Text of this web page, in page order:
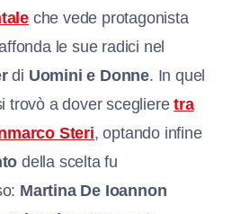
che vede protagonista
le sue radici nel
di Uomini e Donne. In quel
trovò a dover sceglieretra
Steri, optando infine
della scelta fu
Martina De Ioannon